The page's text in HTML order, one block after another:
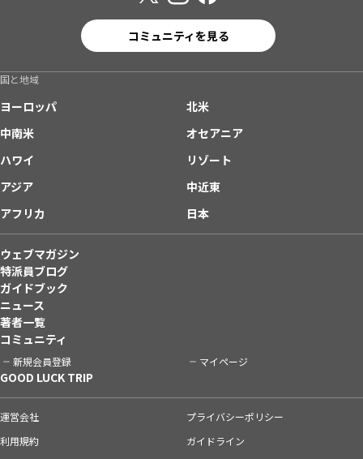
コミュニティを見る
国と地域
ヨーロッパ
北米
中南米
オセアニア
ハワイ
リゾート
アジア
中近東
アフリカ
日本
ウェブマガジン
特派員ブログ
ガイドブック
ニュース
著者一覧
コミュニティ
新規会員登録 マイページ
GOOD LUCK TRIP
運営会社
プライバシーポリシー
利用規約
ガイドライン